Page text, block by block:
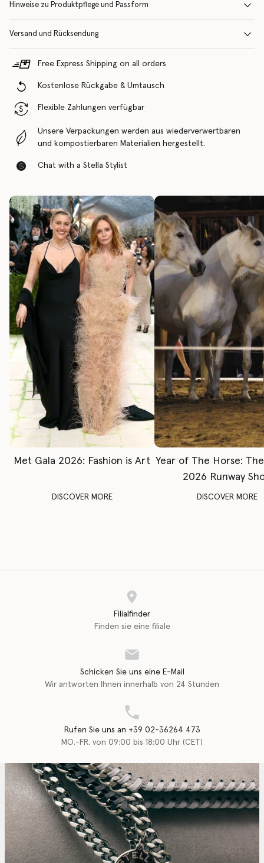
Hinweise zu Produktpflege und Passform
Versand und Rücksendung
Free Express Shipping on all orders
Kostenlose Rückgabe & Umtausch
Flexible Zahlungen verfügbar
Unsere Verpackungen werden aus wiederverwertbaren
und kompostierbaren Materialien hergestellt.
Chat with a Stella Stylist
Met Gala 2026: Fashion is Art
DISCOVER MORE
Year of The Horse:
2026 Runway
DISCOVER MORE
Filialfinder
Finden sie eine filiale
Schicken Sie uns eine E-Mail
Wir antworten Ihnen innerhalb von 24 Stunden
Rufen Sie uns an +39 02-36264 473
MO.-FR. von 09:00 bis 18:00 Uhr (CET)